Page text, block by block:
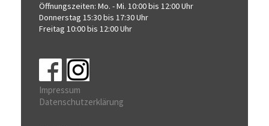
Öffnungszeiten: Mo. - Mi. 10:00 bis 12:00 Uhr
Donnerstag 15:30 bis 17:30 Uhr
Freitag 10:00 bis 12:00 Uhr
Impressum
Datenschutzerklärung